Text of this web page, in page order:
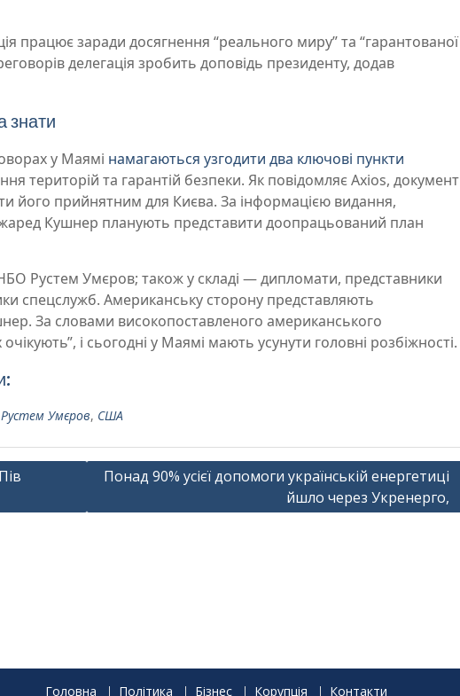
працює заради досягнення “реального миру” та “гарантованої
делегація зробить доповідь президенту, додав
знати
у Маямі намагаються узгодити два ключові пункти
територій та гарантій безпеки. Як повідомляє Axios, документ
його прийнятним для Києва. За інформацією видання,
Кушнер планують представити доопрацьований план
Рустем Умєров; також у складі — дипломати, представники
спецслужб. Американську сторону представляють
За словами високопоставленого американського
і сьогодні у Маямі мають усунути головні розбіжності.
Рустем Умєров, США
Понад 90% усієї допомоги українській енергетиці
йшло через Укренерго,
Головна Політика Бізнес Корупція Контакти